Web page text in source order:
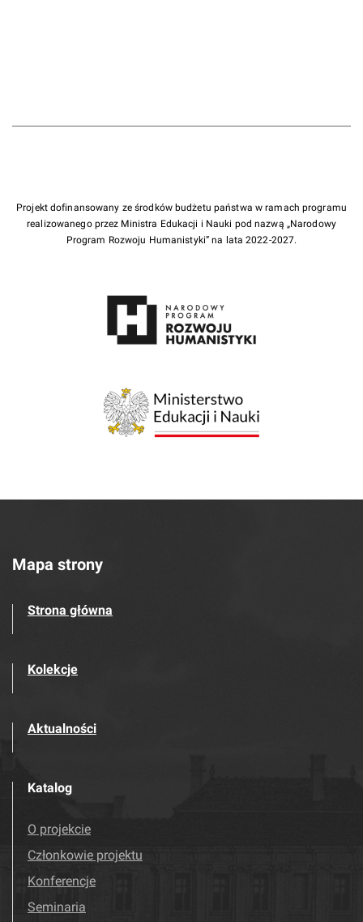
Projekt dofinansowany ze środków budżetu państwa w ramach programu
realizowanego przez Ministra Edukacji i Nauki pod nazwą „Narodowy
Program Rozwoju Humanistyki” na lata 2022-2027.
Mapa strony
Strona główna
Kolekcje
Aktualności
Katalog
O projekcie
Członkowie projektu
Konferencje
Seminaria